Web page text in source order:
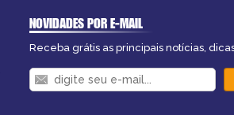
NOVIDADES POR E-MAIL
Receba grátis as principais notícias,